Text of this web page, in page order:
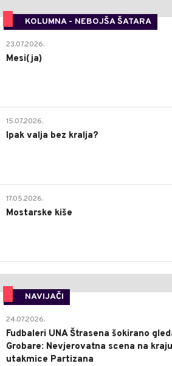
KOLUMNA - NEBOJŠA ŠATARA
23.07.2026.
Mesi(ja)
15.07.2026.
Ipak valja bez kralja?
17.05.2026.
Mostarske kiše
NAVIJAČI
24.07.2026.
Fudbaleri UNA Štrasena šokirano
Grobare: Nevjerovatna scena na kraju
utakmice Partizana